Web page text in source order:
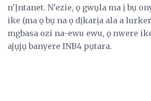
n'Ịntanet. N'ezie, ọ gwụla ma ị bụ
ike (ma ọ bụ na ọ dịkarịa ala a
mgbasa ozi na-ewu ewu, ọ nwere
ajụjụ banyere INB4 pụtara.